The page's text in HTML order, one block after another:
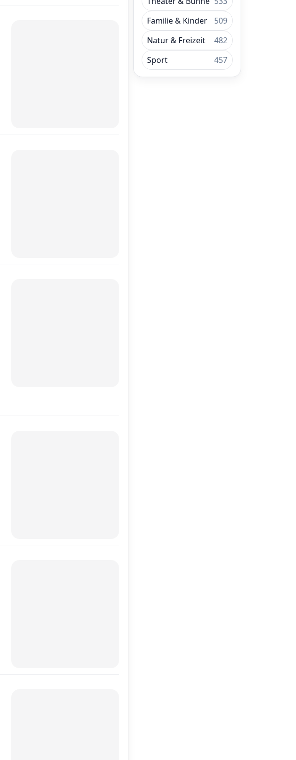
Familie & Kinder
509
Natur & Freizeit
482
Sport
457